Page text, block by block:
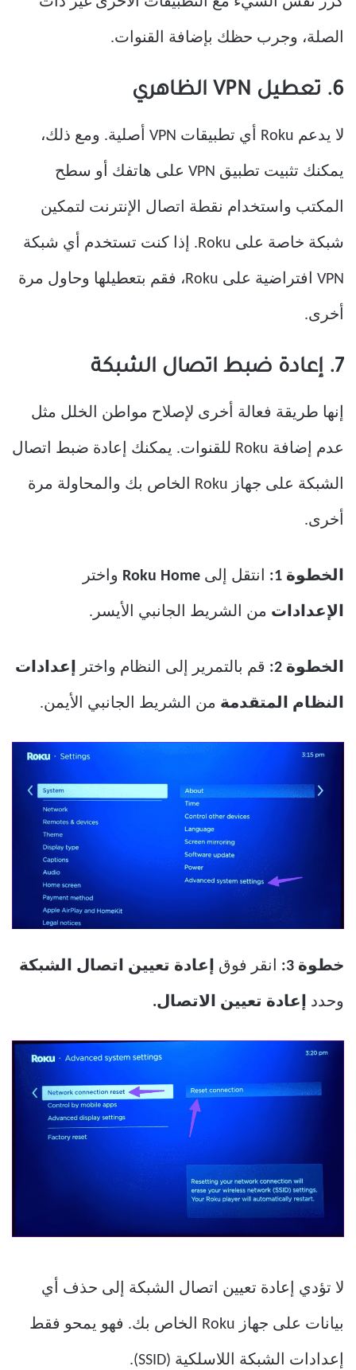
الصلة، وجرب حظك بإضافة القنوات.
6. تعطيل VPN الظاهري
لا يدعم Roku أي تطبيقات VPN أصلية. ومع ذلك،
يمكنك تثبيت تطبيق VPN على هاتفك أو سطح
المكتب واستخدام نقطة اتصال الإنترنت لتمكين
شبكة خاصة على Roku. إذا كنت تستخدم أي شبكة
VPN افتراضية على Roku، فقم بتعطيلها وحاول مرة
أخرى.
7. إعادة ضبط اتصال الشبكة
إنها طريقة فعالة أخرى لإصلاح مواطن الخلل مثل
عدم إضافة Roku للقنوات. يمكنك إعادة ضبط اتصال
الشبكة على جهاز Roku الخاص بك والمحاولة مرة
أخرى.
الخطوة 1: انتقل إلى Roku Home واختر
الإعدادات من الشريط الجانبي الأيسر.
الخطوة 2: قم بالتمرير إلى النظام واختر إعدادات
النظام المتقدمة من الشريط الجانبي الأيمن.
خطوة 3: انقر فوق إعادة تعيين اتصال الشبكة
وحدد إعادة تعيين الاتصال.
لا تؤدي إعادة تعيين اتصال الشبكة إلى حذف أي
بيانات على جهاز Roku الخاص بك. فهو يمحو فقط
إعدادات الشبكة اللاسلكية (SSID).